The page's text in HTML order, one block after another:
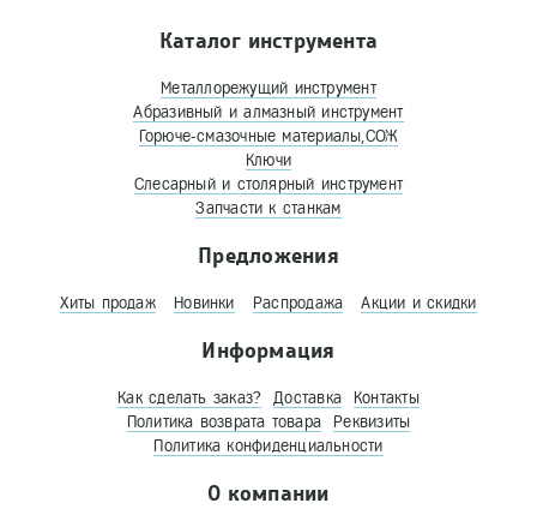
Каталог инструмента
Металлорежущий инструмент
Абразивный и алмазный инструмент
Горюче-смазочные материалы,СОЖ
Ключи
Слесарный и столярный инструмент
Запчасти к станкам
Предложения
Хиты продаж Новинки Распродажа Акции и скидки
Информация
Как сделать заказ? Доставка
Контакты
Политика возврата товара
Реквизиты
Политика конфиденциальности
О компании